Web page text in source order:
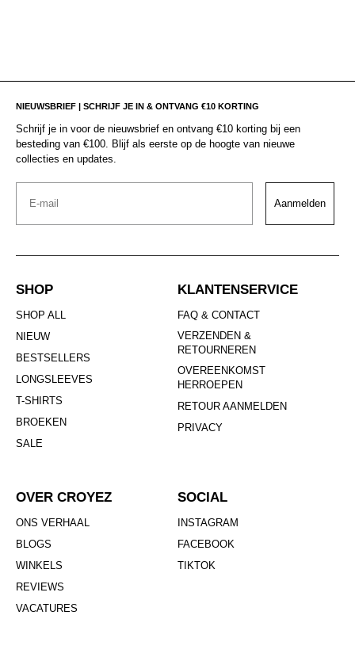
NIEUWSBRIEF | SCHRIJF JE IN & ONTVANG €10 KORTING
Schrijf je in voor de nieuwsbrief en ontvang €10 korting bij een
besteding van €100. Blijf als eerste op de hoogte van nieuwe
collecties en updates.
Email
Aanmelden
SHOP
SHOP ALL
NIEUW
BESTSELLERS
LONGSLEEVES
T-SHIRTS
BROEKEN
SALE
KLANTENSERVICE
FAQ & CONTACT
VERZENDEN &
RETOURNEREN
OVEREENKOMST
HERROEPEN
RETOUR AANMELDEN
PRIVACY
OVER CROYEZ
ONS VERHAAL
BLOGS
WINKELS
REVIEWS
VACATURES
SOCIAL
INSTAGRAM
FACEBOOK
TIKTOK